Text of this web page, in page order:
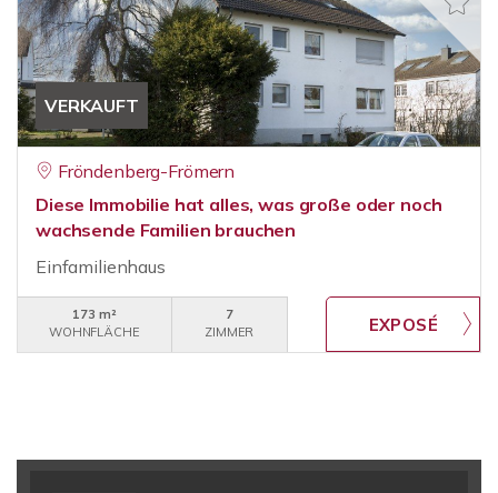
VERKAUFT
Fröndenberg-Frömern
Diese Immobilie hat alles, was große oder noch
wachsende Familien brauchen
Einfamilienhaus
173 m²
WOHNFLÄCHE
7
ZIMMER